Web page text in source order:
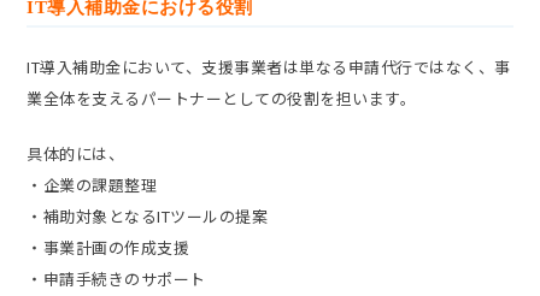
IT導入補助金における役割
IT導入補助金において、支援事業者は単なる申請代行ではなく、事
業全体を支えるパートナーとしての役割を担います。
具体的には、
・企業の課題整理
・補助対象となるITツールの提案
・事業計画の作成支援
・申請手続きのサポート